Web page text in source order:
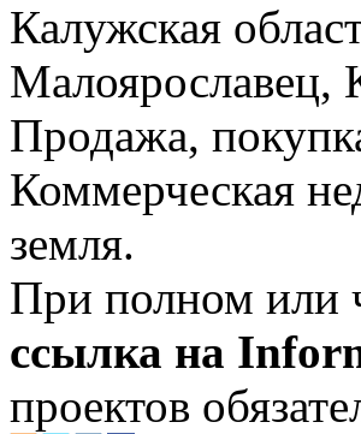
Калужская
Малоярославец,
Продажа,
Коммерческая
земля.
При полном или
ссылка на
проектов